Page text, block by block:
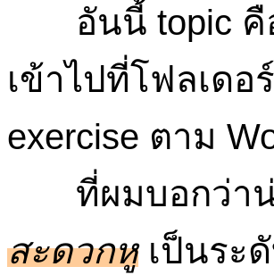
อันนี้ topic คื
เข้าไปที่โฟลเดอร์
exercise ตาม
ที่ผมบอกว่าน่
สะดวกหูเป็นระดั